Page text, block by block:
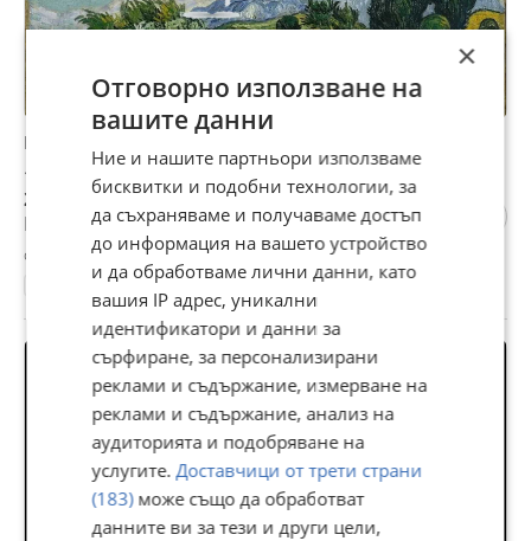
Продава ПАРЦЕЛ, с. Салманово, област Шумен
15 000 €
29 337,45 лв
Не се начислява ДДС
с. Салманово, Шумен, 27 юли
1660 м² Ток Вода Регулация
×
Отговорно използване на
вашите данни
Ние и нашите партньори използваме
бисквитки и подобни технологии, за
да съхраняваме и получаваме достъп
до информация на вашето устройство
и да обработваме лични данни, като
вашия IP адрес, уникални
идентификатори и данни за
сърфиране, за персонализирани
реклами и съдържание, измерване на
реклами и съдържание, анализ на
аудиторията и подобряване на
услугите. Доставчици от трети страни
(183)може също да обработват
данните ви за тези и други цели,